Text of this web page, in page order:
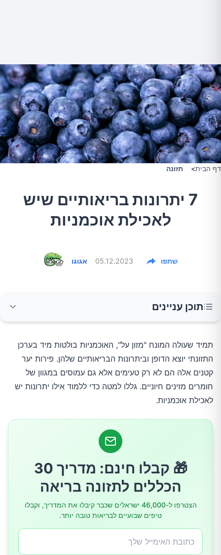
דף הבית> תזונה
7 יתרונות בריאותיים שיש
לאכילת אוכמניות
אגוגו 05.12.2023 שתפו
תוכן עניינים
הפרופיל התזונתי של אוכמניות
1. האוכמניות עשירות בנוגדי חמצון
2. בריאות הלב
7. ניהול משקל
תמיד שעולה המונח "מזון על", האוכמניות בולטות מיד בערכן
התזונתי יוצא הדופן וביתרונות הבריאותיים שלהן. פירות יער
קטנים אלה הם לא רק טעימים אלא גם עמוסים במגוון של
חומרים מזינים חיוניים. גללו למטה כדי ללמוד אילו יתרונות יש
לאכילת אוכמניות.
🎁 קבלו חינם: מדריך 30
הכללים לתזונה בריאה
הצטרפו ל-46,000 ישראלים שכבר קיבלו את המדריך, וקבלו
טיפים שבועיים לבריאות טובה יותר.